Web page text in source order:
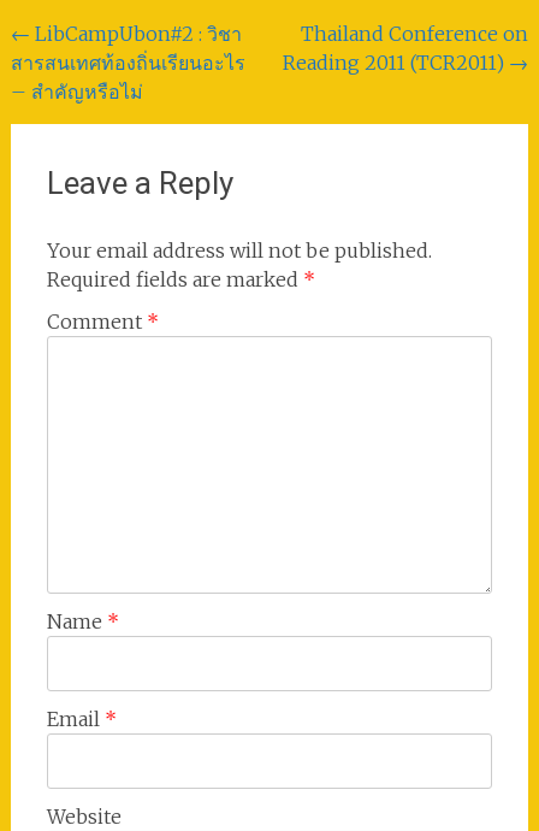
Post
navigation
← LibCampUbon#2 : วิชา
สารสนเทศท้องถิ่นเรียนอะไร
– สำคัญหรือไม่
Thailand Conference on
Reading 2011 (TCR2011) →
Leave a Reply
Your email address will not be published.
Required fields are marked *
Comment *
Name *
Email *
Website